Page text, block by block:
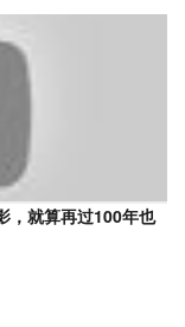
，就算再过100年也